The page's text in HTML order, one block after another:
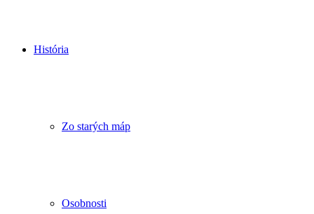
História
Zo starých máp
Osobnosti